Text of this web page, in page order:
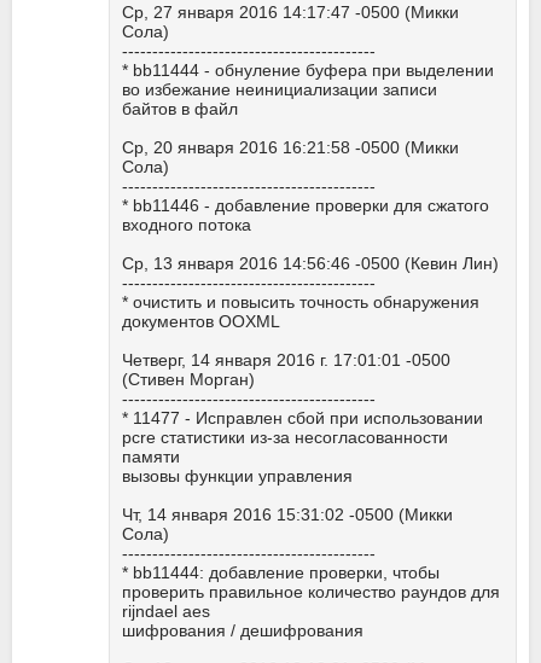
Ср, 27 января 2016 14:17:47 -0500 (Микки
Сола)
------------------------------------------
* bb11444 - обнуление буфера при выделении
во избежание неинициализации записи
байтов в файл
Ср, 20 января 2016 16:21:58 -0500 (Микки
Сола)
------------------------------------------
* bb11446 - добавление проверки для сжатого
входного потока
Ср, 13 января 2016 14:56:46 -0500 (Кевин Лин)
------------------------------------------
* очистить и повысить точность обнаружения
документов OOXML
Четверг, 14 января 2016 г. 17:01:01 -0500
(Стивен Морган)
------------------------------------------
* 11477 - Исправлен сбой при использовании
pcre статистики из-за несогласованности
памяти
вызовы функции управления
Чт, 14 января 2016 15:31:02 -0500 (Микки
Сола)
------------------------------------------
* bb11444: добавление проверки, чтобы
проверить правильное количество раундов для
rijndael aes
шифрования / дешифрования